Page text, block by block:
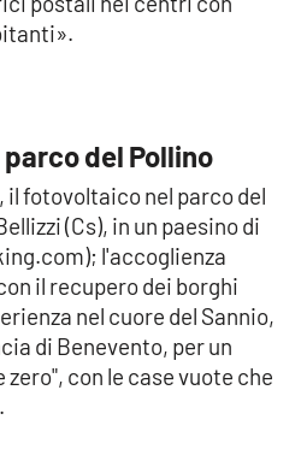
del Pollino
fotovoltaico nel parco del
(Cs), in un paesino di
l'accoglienza
il recupero dei borghi
nel cuore del Sannio,
di Benevento, per un
con le case vuote che